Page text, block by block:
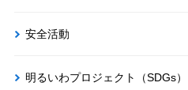
安全活動
明るいわプロジェクト（SDGs）